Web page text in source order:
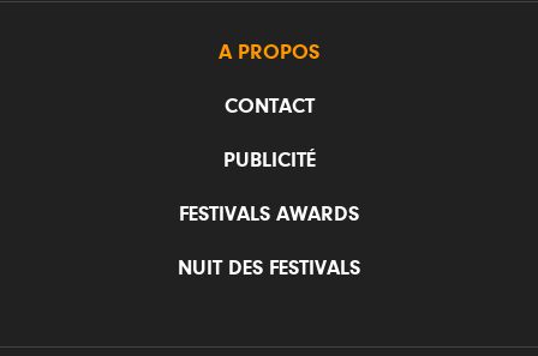
A PROPOS
CONTACT
PUBLICITÉ
FESTIVALS AWARDS
NUIT DES FESTIVALS